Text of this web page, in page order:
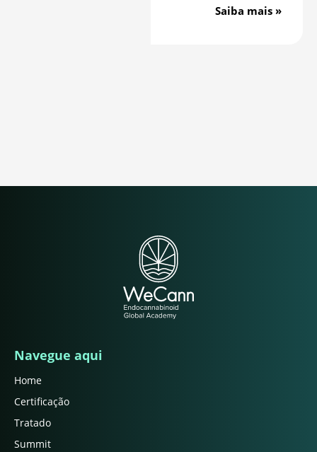
Saiba mais »
Navegue aqui
Home
Certificação
Tratado
Summit